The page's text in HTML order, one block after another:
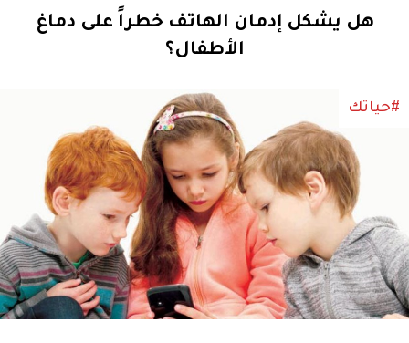
هل يشكل إدمان الهاتف خطراً على دماغ
الأطفال؟
#حياتك